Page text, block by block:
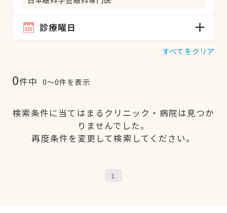
診療曜日
すべてをクリア
0件中 0〜0件を表示
検索条件に当てはまるクリニック・病院は見つか
りませんでした。
再度条件を変更して検索してください。
1